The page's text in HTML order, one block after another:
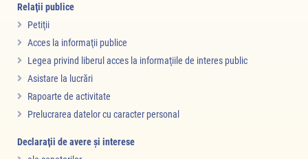
Relaţii publice
Petiţii
Acces la informaţii publice
Legea privind liberul acces la informaţiile de interes public
Asistare la lucrări
Rapoarte de activitate
Prelucrarea datelor cu caracter personal
Declaraţii de avere şi interese